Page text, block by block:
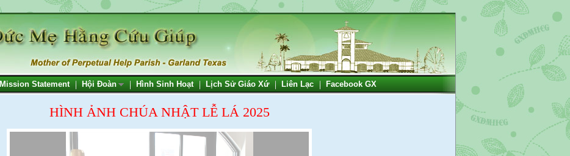
Mission Statement Hội Đoàn Hình Sinh Hoạt Lịch Sử Giáo Xứ Liên Lạc Facebook GX
HÌNH ẢNH CHÚA NHẬT LỄ LÁ 2025